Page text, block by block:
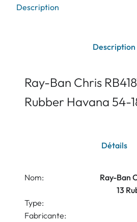
Description
Description
Ray-Ban Chris
Rubber Havana 54-
Détails
Nom:
Ray-Ban
13
Type:
Fabricante: